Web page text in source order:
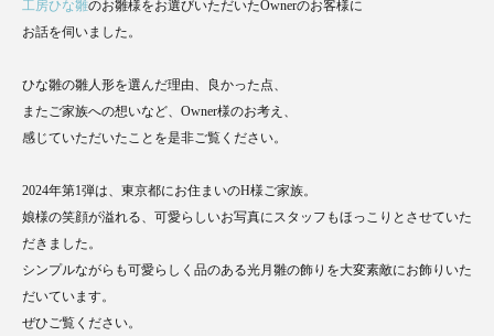
工房ひな雛のお雛様をお選びいただいたOwnerのお客様に
お話を伺いました。
ひな雛の雛人形を選んだ理由、良かった点、
またご家族への想いなど、Owner様のお考え、
感じていただいたことを是非ご覧ください。
2024年第1弾は、東京都にお住まいのH様ご家族。
娘様の笑顔が溢れる、可愛らしいお写真にスタッフもほっこりとさせていた
だきました。
シンプルながらも可愛らしく品のある光月雛の飾りを大変素敵にお飾りいた
だいています。
ぜひご覧ください。